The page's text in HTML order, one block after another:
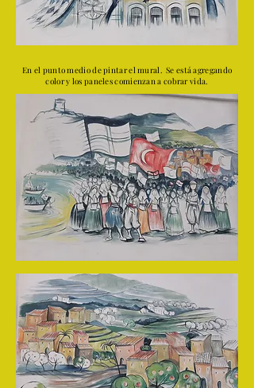
En el punto medio de pintar el mural. Se está agregando
color y los paneles comienzan a cobrar vida.